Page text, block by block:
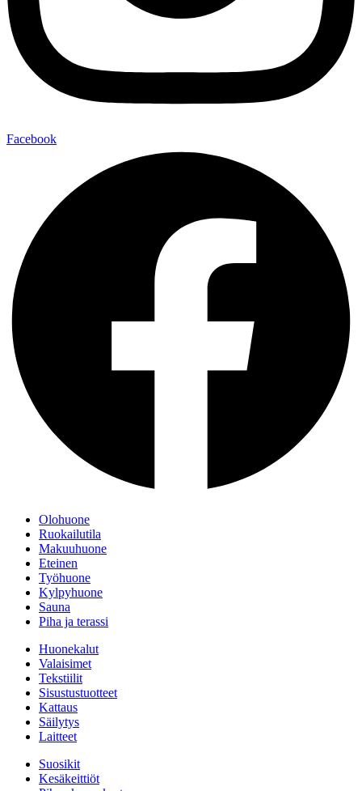
Facebook
Olohuone
Ruokailutila
Makuuhuone
Eteinen
Työhuone
Kylpyhuone
Sauna
Piha ja terassi
Huonekalut
Valaisimet
Tekstiilit
Sisustustuotteet
Kattaus
Säilytys
Laitteet
Suosikit
Kesäkeittiöt